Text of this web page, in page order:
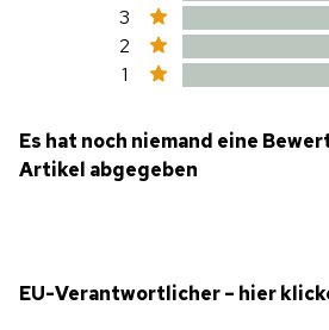
3
2
1
Es hat noch niemand eine
Artikel abgegeben
EU-Verantwortlicher – hier